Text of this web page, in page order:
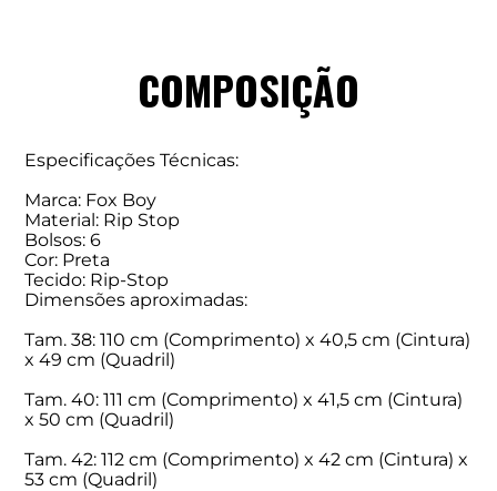
COMPOSIÇÃO
Especificações Técnicas:
Marca: Fox Boy
Material: Rip Stop
Bolsos: 6
Cor: Preta
Tecido: Rip-Stop
Dimensões aproximadas:
Tam. 38: 110 cm (Comprimento) x 40,5 cm (Cintura)
x 49 cm (Quadril)
Tam. 40: 111 cm (Comprimento) x 41,5 cm (Cintura)
x 50 cm (Quadril)
Tam. 42: 112 cm (Comprimento) x 42 cm (Cintura) x
53 cm (Quadril)